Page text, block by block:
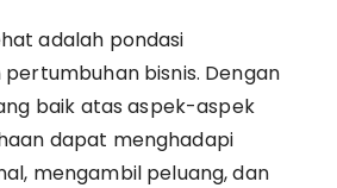
adalah pondasi
bisnis. Dengan
baik atas aspek-aspek
dapat menghadapi
mengambil peluang, dan